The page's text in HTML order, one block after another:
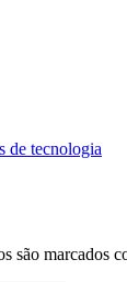
de tecnologia
são marcados